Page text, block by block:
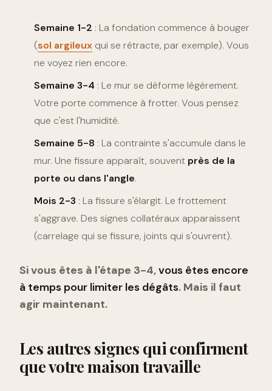
Semaine 1-2 : La fondation commence à bouger
(sol argileux qui se rétracte, par exemple). Vous
ne voyez rien encore.
Semaine 3-4 : Le mur se déforme légèrement.
Votre porte commence à frotter. Vous pensez
que c'est l'humidité.
Semaine 5-8 : La contrainte s'accumule dans le
mur. Une fissure apparaît, souvent près de la
porte ou dans l'angle.
Mois 2-3 : La fissure s'élargit. Le frottement
s'aggrave. Des signes collatéraux apparaissent
(carrelage qui se fissure, joints qui s'ouvrent).
Si vous êtes à l'étape 3-4,vous êtes encore
à temps pour limiter les dégâts. Mais il faut
agir maintenant.
Les autres signes qui confirment
que votre maison travaille